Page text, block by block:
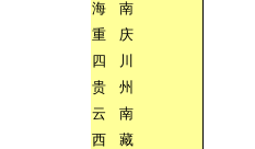
海
南
重
庆
四
川
贵
州
云
南
西
藏